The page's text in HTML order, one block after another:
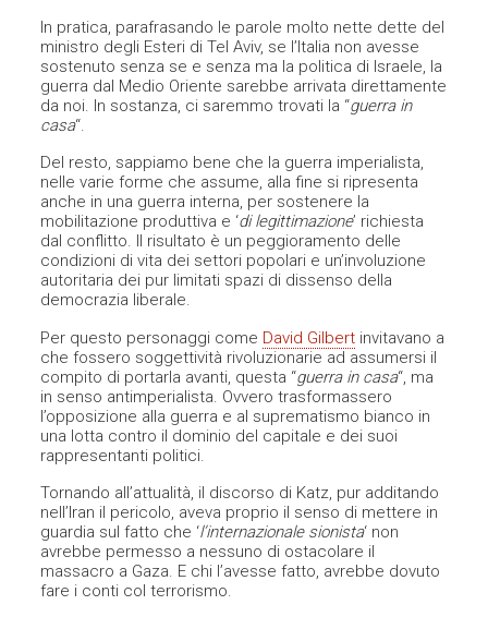
In pratica, parafrasando le parole molto nette dette del
ministro degli Esteri di Tel Aviv, se l’Italia non avesse
sostenuto senza se e senza ma la politica di Israele, la
guerra dal Medio Oriente sarebbe arrivata direttamente
da noi. In sostanza, ci saremmo trovati la “guerra in
casa“.
Del resto, sappiamo bene che la guerra imperialista,
nelle varie forme che assume, alla fine si ripresenta
anche in una guerra interna, per sostenere la
mobilitazione produttiva e ‘di legittimazione’ richiesta
dal conflitto. Il risultato è un peggioramento delle
condizioni di vita dei settori popolari e un’involuzione
autoritaria dei pur limitati spazi di dissenso della
democrazia liberale.
Per questo personaggi come David Gilbert invitavano a
che fossero soggettività rivoluzionarie ad assumersi il
compito di portarla avanti, questa “guerra in casa“, ma
in senso antimperialista. Ovvero trasformassero
l’opposizione alla guerra e al suprematismo bianco in
una lotta contro il dominio del capitale e dei suoi
rappresentanti politici.
Tornando all’attualità, il discorso di Katz, pur additando
nell’Iran il pericolo, aveva proprio il senso di mettere in
guardia sul fatto che ‘l’internazionale sionista‘ non
avrebbe permesso a nessuno di ostacolare il
massacro a Gaza. E chi l’avesse fatto, avrebbe dovuto
fare i conti col terrorismo.